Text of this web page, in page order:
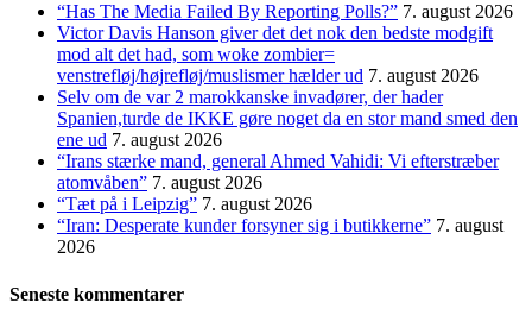
“Has The Media Failed By Reporting Polls?” 7. august 2026
Victor Davis Hanson giver det det nok den bedste modgift
mod alt det had, som woke zombier=
venstrefløj/højrefløj/muslismer hælder ud 7. august 2026
Selv om de var 2 marokkanske invadører, der hader
Spanien,turde de IKKE gøre noget da en stor mand smed den
ene ud 7. august 2026
“Irans stærke mand, general Ahmed Vahidi: Vi efterstræber
atomvåben” 7. august 2026
“Tæt på i Leipzig” 7. august 2026
“Iran: Desperate kunder forsyner sig i butikkerne” 7. august
2026
Seneste kommentarer